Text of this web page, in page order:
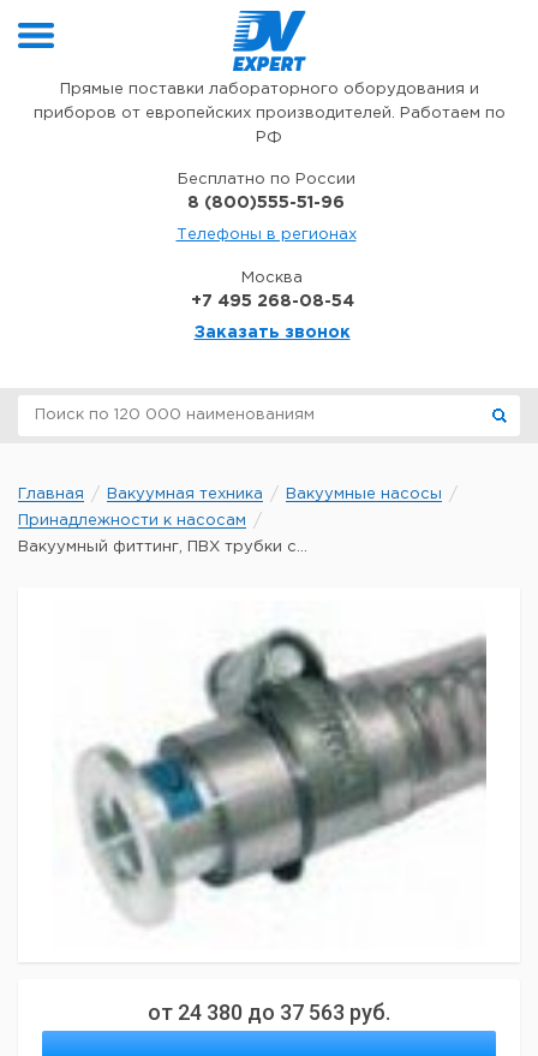
Прямые поставки лабораторного оборудования и
приборов от европейских производителей. Работаем по
РФ
Бесплатно по России
8 (800)555-51-96
Телефоны в регионах
Москва
+7 495 268-08-54
Заказать звонок
Главная Вакуумная техника
Вакуумные насосы
Принадлежности к насосам
Вакуумный фиттинг, ПВХ трубки с...
от 24 380 до 37 563 руб.